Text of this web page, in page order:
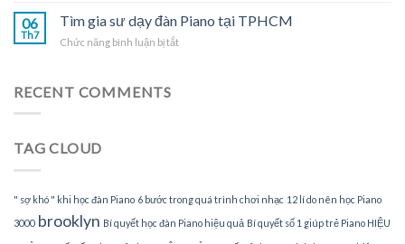
Piano
gia
gia
sư
dạy
06
Th7
Tìm gia sư dạy đàn Piano tại TPHCM
Chức năng bình luận bị tắtở
RECENT COMMENTS
TAG CLOUD
" sợ khó " khi học đàn Piano 6 bước trong quá trình chơi nhạc 12 lí do nên học Piano
3000 brooklyn Bí quyết học đàn Piano hiệu quả Bí quyết số 1 giúp trẻ Piano HIỆU